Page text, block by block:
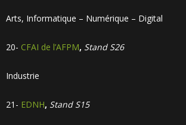
Arts, Informatique – Numérique – Digital
20- CFAI de l’AFPM, Stand S26
Industrie
21- EDNH, Stand S15